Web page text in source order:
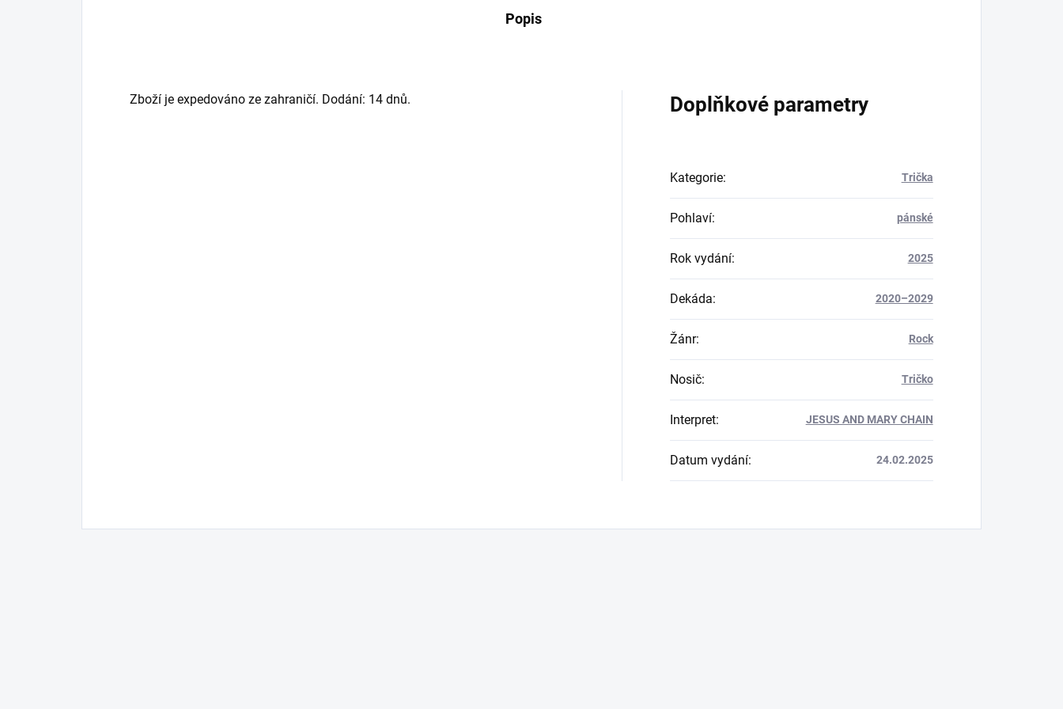
Popis
Zboží je expedováno ze zahraničí. Dodání: 14 dnů. Doplňkové parametry
Kategorie: Trička
Pohlaví: pánské
Rok vydání: 2025
Dekáda: 2020–2029
Žánr: Rock
Nosič: Tričko
Interpret: JESUS AND MARY CHAIN
Datum vydání: 24.02.2025